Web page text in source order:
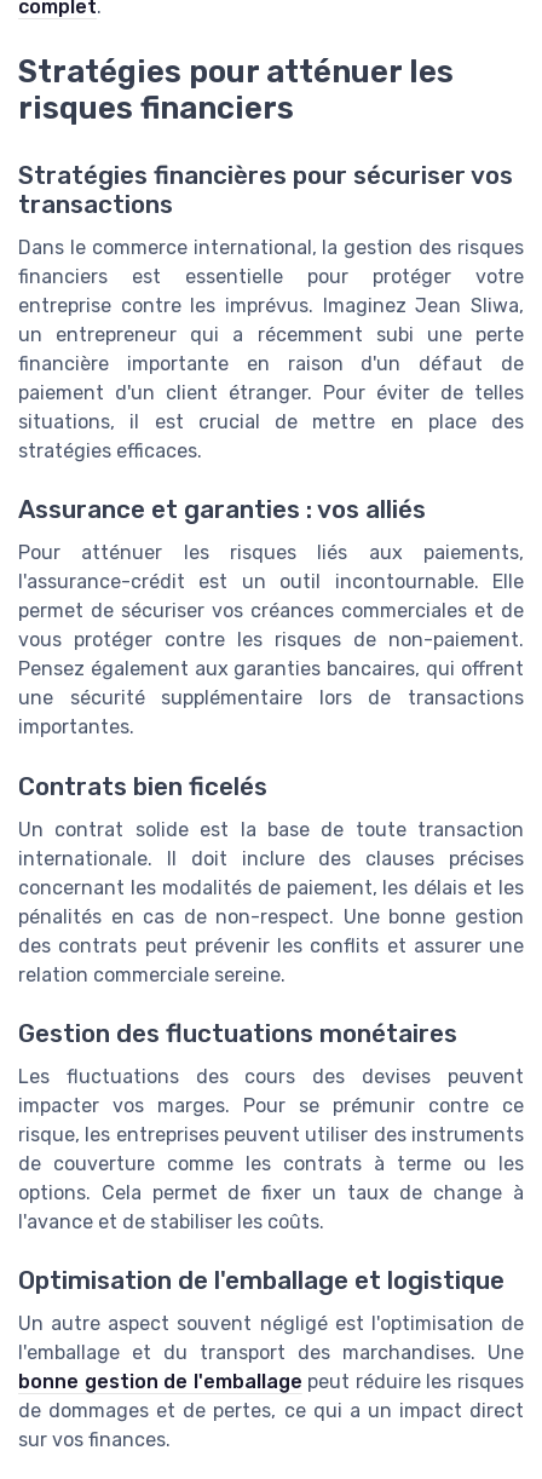
complet.
Stratégies pour atténuer les
risques financiers
Stratégies financières pour sécuriser vos
transactions
Dans le commerce international, la gestion des risques
financiers est essentielle pour protéger votre
entreprise contre les imprévus. Imaginez Jean Sliwa,
un entrepreneur qui a récemment subi une perte
financière importante en raison d'un défaut de
paiement d'un client étranger. Pour éviter de telles
situations, il est crucial de mettre en place des
stratégies efficaces.
Assurance et garanties : vos alliés
Pour atténuer les risques liés aux paiements,
l'assurance-crédit est un outil incontournable. Elle
permet de sécuriser vos créances commerciales et de
vous protéger contre les risques de non-paiement.
Pensez également aux garanties bancaires, qui offrent
une sécurité supplémentaire lors de transactions
importantes.
Contrats bien ficelés
Un contrat solide est la base de toute transaction
internationale. Il doit inclure des clauses précises
concernant les modalités de paiement, les délais et les
pénalités en cas de non-respect. Une bonne gestion
des contrats peut prévenir les conflits et assurer une
relation commerciale sereine.
Gestion des fluctuations monétaires
Les fluctuations des cours des devises peuvent
impacter vos marges. Pour se prémunir contre ce
risque, les entreprises peuvent utiliser des instruments
de couverture comme les contrats à terme ou les
options. Cela permet de fixer un taux de change à
l'avance et de stabiliser les coûts.
Optimisation de l'emballage et logistique
Un autre aspect souvent négligé est l'optimisation de
l'emballage et du transport des marchandises. Une
bonne gestion de l'emballage peut réduire les risques
de dommages et de pertes, ce qui a un impact direct
sur vos finances.